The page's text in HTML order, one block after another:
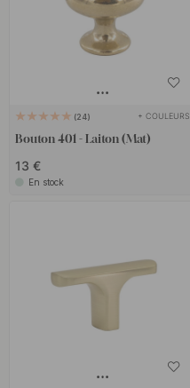
24 + COULEURS
Bouton 401 - Laiton (Mat)
13 €
En stock